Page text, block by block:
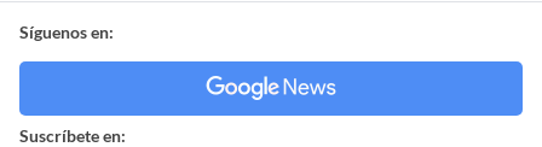
Síguenos en:
Suscríbete en: